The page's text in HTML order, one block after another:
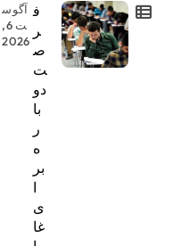
ف
ر
ص
ت
دو
با
ر
ه
بر
ا
ی
غا
آگوس
ت 6,
2026